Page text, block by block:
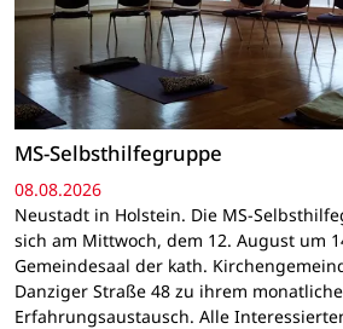
MS-Selbsthilfegruppe
08.08.2026
Neustadt in Holstein. Die MS-
sich am Mittwoch, dem 12. August um
Gemeindesaal der kath.
Danziger Straße 48 zu ihrem
Erfahrungsaustausch. Alle